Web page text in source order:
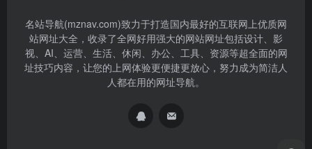
名站导航(mznav.com)致力于打造国内最好的互联网上优质网
站网址大全，收录了全网好用强大的网站网址包括设计、影
视、AI、运营、生活、休闲、办公、工具、资源等超全面的网
址技巧内容，让您的上网体验更便捷更放心，努力成为简洁人
人都在用的网址导航。